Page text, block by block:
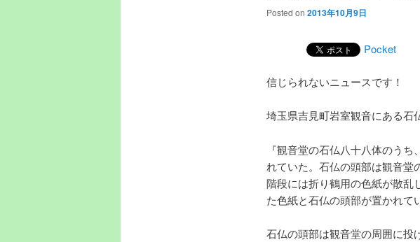
Posted on 2013年10月9日
Pocket
信じられないニュースです！
埼玉県吉見町岩室観音にある石
『観音堂の石仏八十八体のう
れていた。石仏の頭部は観音
階段には折り鶴用の色紙が散乱
た色紙と石仏の頭部が置かれて
石仏の頭部は観音堂の周囲に